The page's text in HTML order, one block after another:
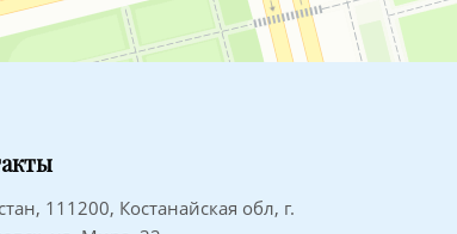
111200, Костанайская обл, г.